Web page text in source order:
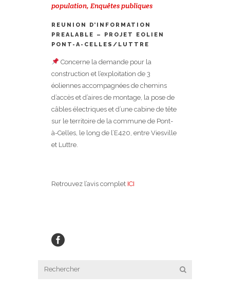
population, Enquêtes publiques
REUNION D’INFORMATION
PREALABLE – PROJET EOLIEN
PONT-A-CELLES/LUTTRE
Concerne la demande pour la
construction et l’exploitation de 3
éoliennes accompagnées de chemins
d’accès et d’aires de montage, la pose de
câbles électriques et d’une cabine de tête
sur le territoire de la commune de Pont-
à-Celles, le long de l’E420, entre Viesville
et Luttre.
Retrouvez l’avis complet ICI